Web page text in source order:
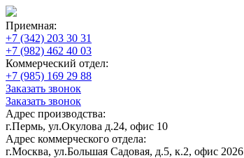
Приемная:
+7 (342) 203 30 31
+7 (982) 462 40 03
Коммерческий отдел:
+7 (985) 169 29 88
Заказать звонок
Заказать звонок
Адрес производства:
г.Пермь, ул.Окулова д.24, офис 10
Адрес коммерческого отдела:
г.Москва, ул.Большая Садовая, д.5, к.2, офис 2026